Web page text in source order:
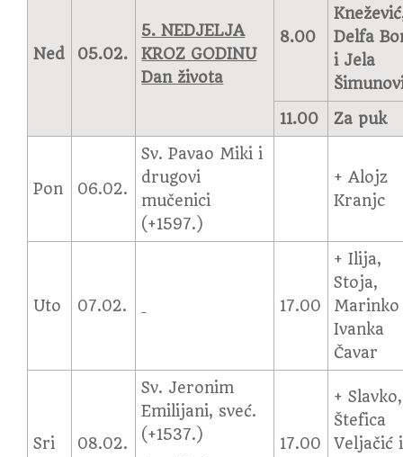
Ned 05.02.
5. NEDJELJA
KROZ GODINU
Dan života
8.00
Delfa
i Jela
11.00
Za puk
Pon 06.02.
Sv. Pavao Miki i
drugovi
mučenici
(+1597.)
+ Alojz
Kranjc
Uto 07.02. 17.00
+ Ilija,
Stoja,
Ivanka
Čavar
Sri 08.02.
Sv. Jeronim
Emilijani, sveć.
(+1537.)
17.00
+ Slavko,
Štefica
Veljačić i